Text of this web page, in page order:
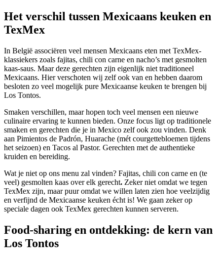
Het verschil tussen Mexicaans keuken en
TexMex
In België associëren veel mensen Mexicaans eten met TexMex-
klassiekers zoals fajitas, chili con carne en nacho’s met gesmolten
kaas-saus. Maar deze gerechten zijn eigenlijk niet traditioneel
Mexicaans. Hier verschoten wij zelf ook van en hebben daarom
besloten zo veel mogelijk pure Mexicaanse keuken te brengen bij
Los Tontos.
Smaken verschillen, maar hopen toch veel mensen een nieuwe
culinaire ervaring te kunnen bieden. Onze focus ligt op traditionele
smaken en gerechten die je in Mexico zelf ook zou vinden. Denk
aan Pimientos de Padrón, Huarache (mét courgettebloemen tijdens
het seizoen) en Tacos al Pastor. Gerechten met de authentieke
kruiden en bereiding.
Wat je niet op ons menu zal vinden? Fajitas, chili con carne en (te
veel) gesmolten kaas over elk gerecht. Zeker niet omdat we tegen
TexMex zijn, maar puur omdat we willen laten zien hoe veelzijdig
en verfijnd de Mexicaanse keuken écht is! We gaan zeker op
speciale dagen ook TexMex gerechten kunnen serveren.
Food-sharing en ontdekking: de kern van
Los Tontos